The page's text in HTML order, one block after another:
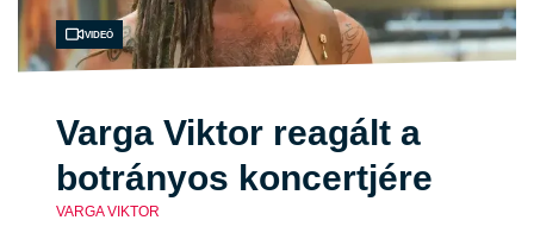
Videó
Varga Viktor reagált a
botrányos koncertjére
VARGA VIKTOR